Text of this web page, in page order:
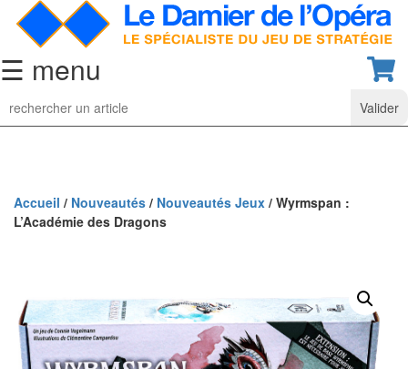
☰ menu
Jeu
d’Echecs
collection
Pièces
d’échecs
classiques
Accueil / Nouveautés / Nouveautés Jeux / Wyrmspan :
L’Académie des Dragons